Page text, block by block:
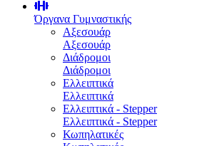
Όργανα Γυμναστικής
Αξεσουάρ
Αξεσουάρ
Διάδρομοι
Διάδρομοι
Ελλειπτικά
Ελλειπτικά
Ελλειπτικά - Stepper
Ελλειπτικά - Stepper
Κωπηλατικές